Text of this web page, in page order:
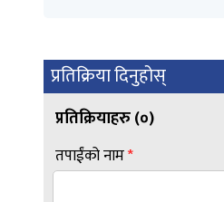
प्रतिक्रिया दिनुहोस्
प्रतिक्रियाहरु (०)
तपाईंको नाम*